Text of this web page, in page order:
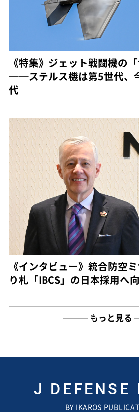
《特集》ジェット戦闘機の
──ステルス機は第5世代、
代
《インタビュー》統合防空
り札「IBCS」の日本採用へ
もっと見る
J DEFENSE
BY IKAROS